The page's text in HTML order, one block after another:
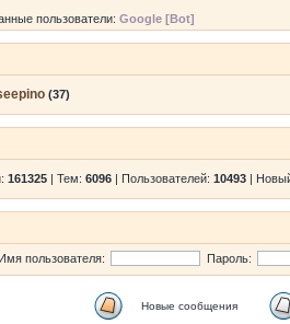
пользователи: Google [Bot]
(37)
161325 | Тем: 6096 | Пользователей: 10493 |
Имя пользователя: Пароль:
Новые сообщения